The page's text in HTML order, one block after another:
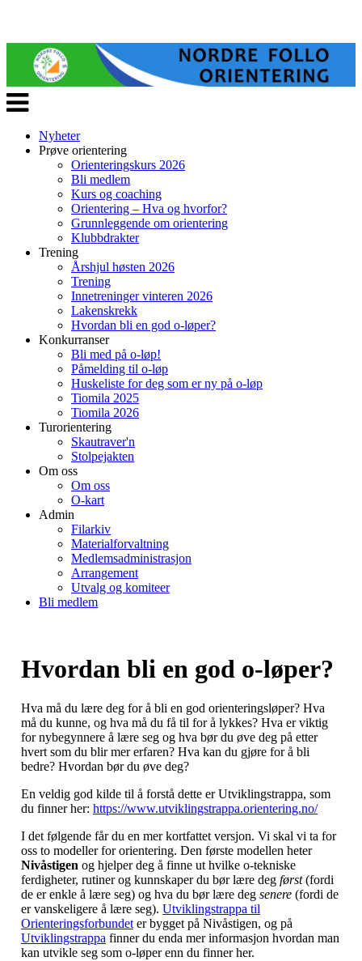
Veksle
navigasjon
Nyheter
Prøve orientering
Orienteringskurs 2026
Bli medlem
Kurs og coaching
Orientering – Hva og hvorfor?
Grunnleggende om orientering
Klubbdrakter
Trening
Årshjul høsten 2026
Trening
Innetreninger vinteren 2026
Lakenskrekk
Hvordan bli en god o-løper?
Konkurranser
Bli med på o-løp!
Påmelding til o-løp
Huskeliste for deg som er ny på o-løp
Tiomila 2025
Tiomila 2026
Turorientering
Skautraver'n
Stolpejakten
Om oss
Om oss
O-kart
Admin
Filarkiv
Materialforvaltning
Medlemsadministrasjon
Arrangement
Utvalg og komiteer
Bli medlem
Hvordan bli en god o-løper?
Hva må du lære deg for å bli en god orienteringsløper? Hva
må du kunne, og hva må du få til for å lykkes? Hva er viktig
for nybegynnere å lære seg og hva bør du øve deg på etter
hvert som du blir mer erfaren? Hva kan du gjøre for å bli
bedre? Hvordan bør du øve deg?
En veldig god kilde til å forstå dette er Utviklingstrappa, som
du finner her: https://www.utviklingstrappa.orientering.no/
I det følgende får du en mer kortfattet versjon. Vi skal vi ta for
oss to modeller for orientering. Den første modellen heter
Nivåstigen og hjelper deg å finne ut hvilke o-tekniske
ferdigheter, rutiner og kunnskaper du bør lære deg først(fordi
de er enkle å lære seg) og hva du bør lære deg senere (fordi de
er vanskeligere å lære seg). Utviklingstrappa til
Orienteringsforbundeter bygget på Nivåstigen, og på
Utviklingstrappa finner du enda mer informasjon hvordan man
kan utvikle seg som o-løper enn du finner her.